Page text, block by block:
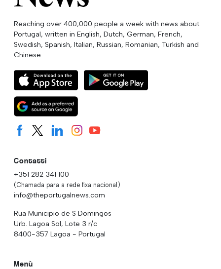
Reaching over 400,000 people a week with news about
Portugal, written in English, Dutch, German, French,
Swedish, Spanish, Italian, Russian, Romanian, Turkish and
Chinese.
Contatti
+351 282 341 100
(Chamada para a rede fixa nacional)
info@theportugalnews.com
Rua Municipio de S Domingos
Urb. Lagoa Sol, Lote 3 r/c
8400-357 Lagoa - Portugal
Menù